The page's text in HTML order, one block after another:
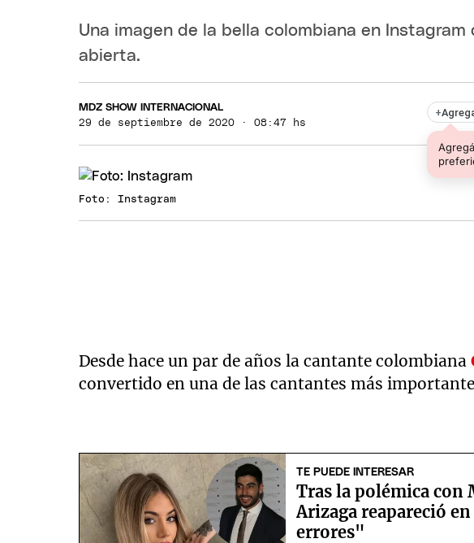
Una imagen de la bella colombiana en
abierta.
MDZ SHOW INTERNACIONAL
29 de septiembre de 2020 · 08:47 hs
+
Foto: Instagram
Desde hace un par de años la cantante colombiana
convertido en una de las cantantes más
TE PUEDE INTERESAR
Tras la polémica con
Arizaga reapareció
errores"